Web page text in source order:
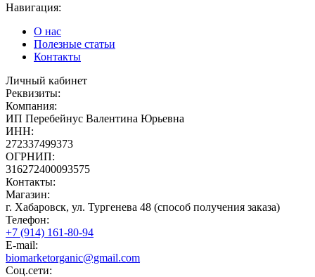
Навигация:
О нас
Полезные статьи
Контакты
Личный кабинет
Реквизиты:
Компания:
ИП Перебейнус Валентина Юрьевна
ИНН:
272337499373
ОГРНИП:
316272400093575
Контакты:
Магазин:
г. Хабаровск, ул. Тургенева 48 (способ получения заказа)
Телефон:
+7 (914) 161-80-94
E-mail:
biomarketorganic@gmail.com
Соц.сети: